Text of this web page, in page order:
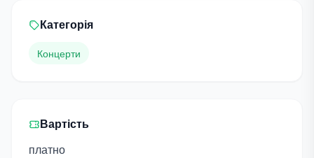
Категорія
Концерти
Вартість
платно